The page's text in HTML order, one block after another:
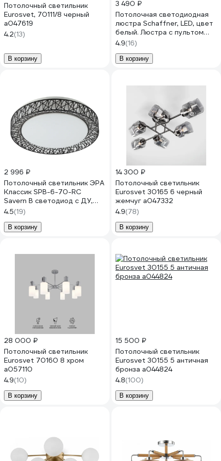
Потолочный светильник
Eurosvet, 70111/8 черный
a047619
4.2(13)
В корзину
3 490 ₽
Потолочная светодиодная
люстра Schaffner, LED, цвет
белый. Люстра с пультом
управления, мощность 76
Вт. Светильник потолочный.
Площадь освещения до 18
4.9(16)
В корзину
2 996 ₽
Потолочный светильник ЭРА
Классик SPB-6-70-RC
Savern В светодиод с ДУ,
70Вт 3400-5500К
Б0051096
4.5(19)
В корзину
14 300 ₽
Потолочный светильник
Eurosvet 30165 6 черный
жемчуг a047332
4.9(78)
В корзину
28 000 ₽
Потолочный светильник
Eurosvet 70160 8 хром
a057110
4.9(10)
В корзину
15 500 ₽
Потолочный светильник
Eurosvet 30155 5 античная
бронза a044824
4.8(100)
В корзину